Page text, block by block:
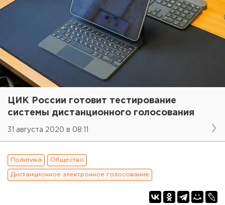
ЦИК России готовит тестирование
системы дистанционного голосования
31 августа 2020 в 08:11
Политика Общество
Дистанционное электронное голосование